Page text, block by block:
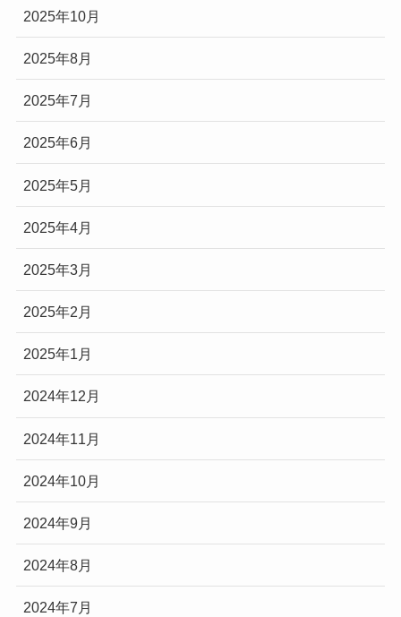
2025年10月
2025年8月
2025年7月
2025年6月
2025年5月
2025年4月
2025年3月
2025年2月
2025年1月
2024年12月
2024年11月
2024年10月
2024年9月
2024年8月
2024年7月